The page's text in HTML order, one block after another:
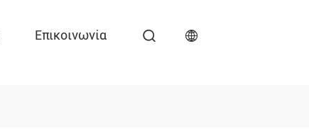
Επικοινωνία